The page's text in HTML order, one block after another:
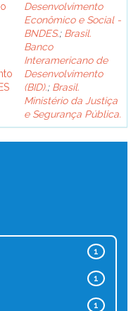
Desenvolvimento
Econômico e Social -
BNDES.; Brasil.
Banco
Interamericano de
Desenvolvimento
(BID).; Brasil.
Ministério da Justiça
e Segurança Pública.
1
1
1